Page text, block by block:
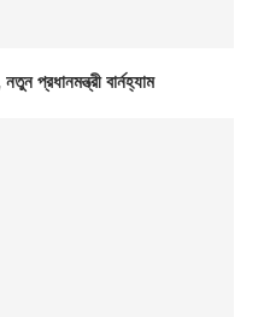
প্রধানমন্ত্রী বার্নহ্যাম